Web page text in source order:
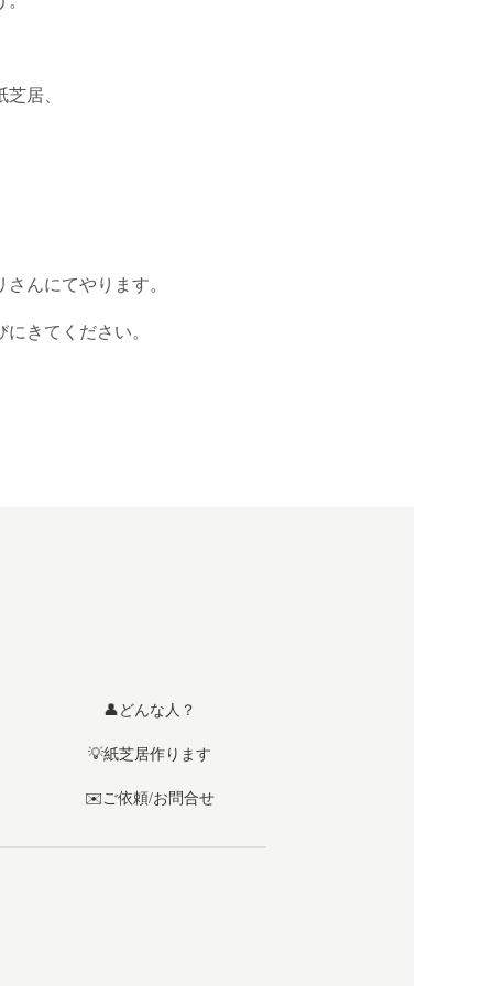
居、
んにてやります。
きてください。
👤どんな人？
💡紙芝居作ります
✉️ご依頼/お問合せ